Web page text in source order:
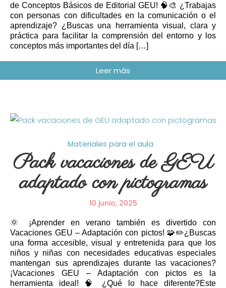
de Conceptos Básicos de Editorial GEU! 🧠🎨 ¿Trabajas
con personas con dificultades en la comunicación o el
aprendizaje? ¿Buscas una herramienta visual, clara y
práctica para facilitar la comprensión del entorno y los
conceptos más importantes del día […]
Materiales para el aula
Pack vacaciones de GEU
adaptado con pictogramas
10 junio, 2025
🌞 ¡Aprender en verano también es divertido con
Vacaciones GEU – Adaptación con pictos! 🧩✏️¿Buscas
una forma accesible, visual y entretenida para que los
niños y niñas con necesidades educativas especiales
mantengan sus aprendizajes durante las vacaciones?
¡Vacaciones GEU – Adaptación con pictos es la
herramienta ideal! 🧠 ¿Qué lo hace diferente?Este